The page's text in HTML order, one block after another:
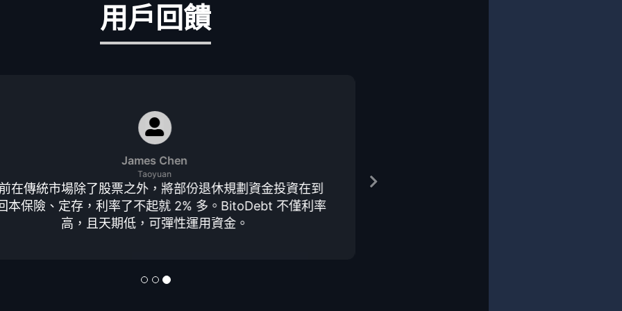
用戶回饋
Ken Wu
Taichung
適合保守穩健資金，報酬遠勝其他投資商品，因本身
託用戶，希望站上加密貨幣趨勢浪潮。所以部分資金投比
特幣，保守資金投 BitoDebt。